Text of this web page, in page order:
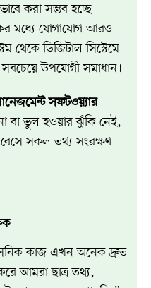
করা সম্ভব হচ্ছে।
মধ্যে যোগাযোগ আরও
থেকে ডিজিটাল সিস্টেমে
উপযোগী সমাধান।
সফটওয়্যার
বা ভুল হওয়ার ঝুঁকি নেই,
সকল তথ্য সংরক্ষণ
কাজ এখন অনেক দ্রুত
আমরা ছাত্র তথ্য,